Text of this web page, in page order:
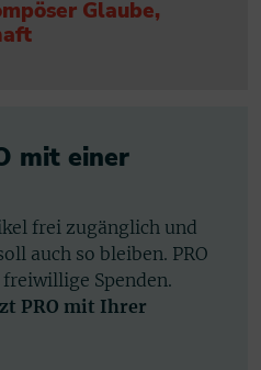
Glaube,
mit einer
frei zugänglich und
auch so bleiben. PRO
Spenden.
PRO mit Ihrer